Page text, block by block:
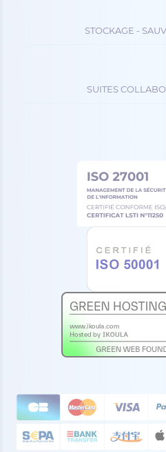
STOCKAGE -
SUITES